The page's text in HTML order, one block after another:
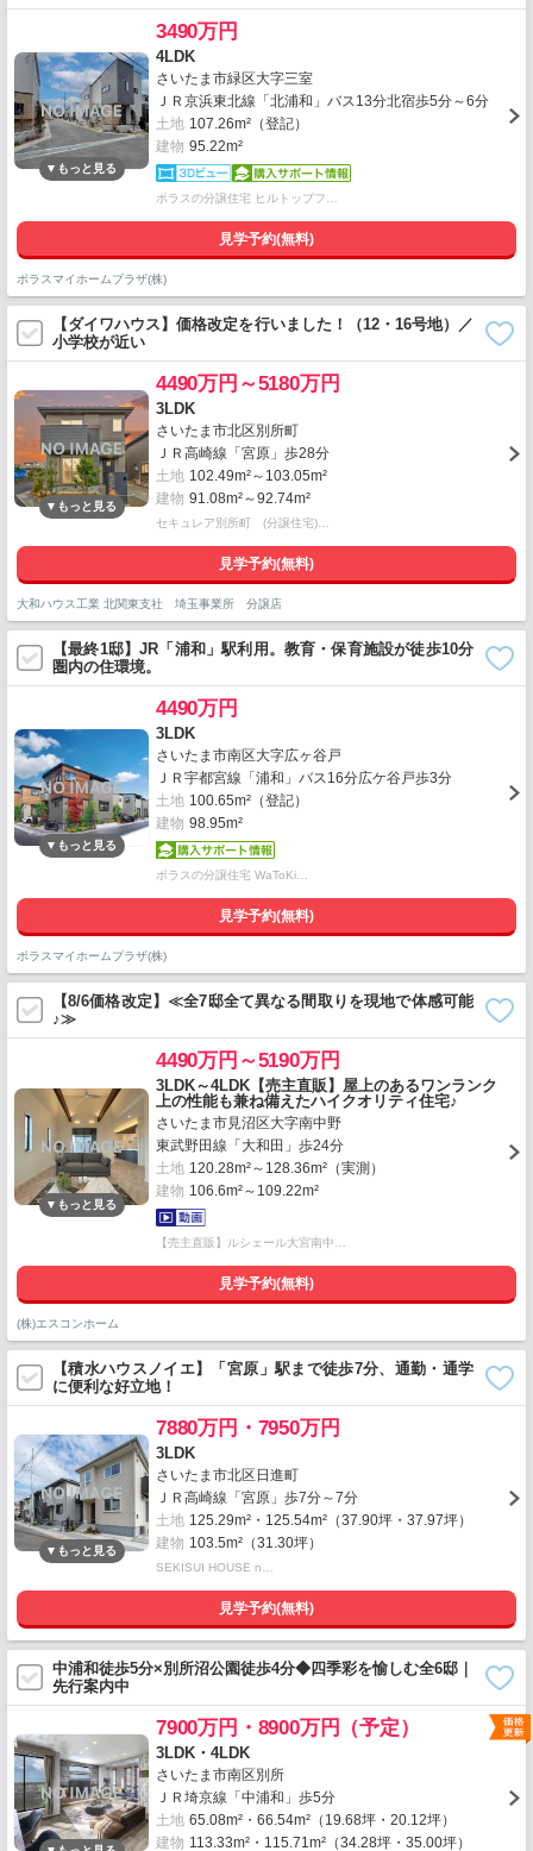
3490万円
4LDK
さいたま市緑区大字三室
ＪＲ京浜東北線「北浦和」バス13分北宿歩5分～6分
土地 107.26m²（登記）
建物 95.22m²
ポラスの分譲住宅 ヒルトップフ…
見学予約(無料)
ポラスマイホームプラザ(株)
【ダイワハウス】価格改定を行いました！（12・16号地）／
小学校が近い
4490万円～5180万円
3LDK
さいたま市北区別所町
ＪＲ高崎線「宮原」歩28分
土地 102.49m²～103.05m²
建物 91.08m²～92.74m²
セキュレア別所町 (分譲住宅)…
見学予約(無料)
大和ハウス工業 北関東支社 埼玉事業所 分譲店
【最終1邸】JR「浦和」駅利用。教育・保育施設が徒歩10分
圏内の住環境。
4490万円
3LDK
さいたま市南区大字広ヶ谷戸
ＪＲ宇都宮線「浦和」バス16分広ケ谷戸歩3分
土地 100.65m²（登記）
建物 98.95m²
ポラスの分譲住宅 WaToKi…
見学予約(無料)
ポラスマイホームプラザ(株)
【8/6価格改定】≪全7邸全て異なる間取りを現地で体感可能
♪≫
4490万円～5190万円
3LDK～4LDK【売主直販】屋上のあるワンランク
上の性能も兼ね備えたハイクオリティ住宅♪
さいたま市見沼区大字南中野
東武野田線「大和田」歩24分
土地 120.28m²～128.36m²（実測）
建物 106.6m²～109.22m²
【売主直販】ルシェール大宮南中…
見学予約(無料)
(株)エスコンホーム
【積水ハウスノイエ】「宮原」駅まで徒歩7分、通勤・通学
に便利な好立地！
7880万円・7950万円
3LDK
さいたま市北区日進町
ＪＲ高崎線「宮原」歩7分～7分
土地 125.29m²・125.54m²（37.90坪・37.97坪）
建物 103.5m²（31.30坪）
SEKISUI HOUSE n…
見学予約(無料)
中浦和徒歩5分×別所沼公園徒歩4分◆四季彩を愉しむ全6邸｜
先行案内中
7900万円・8900万円（予定）
3LDK・4LDK
さいたま市南区別所
ＪＲ埼京線「中浦和」歩5分
土地 65.08m²・66.54m²（19.68坪・20.12坪）
建物 113.33m²・115.71m²（34.28坪・35.00坪）